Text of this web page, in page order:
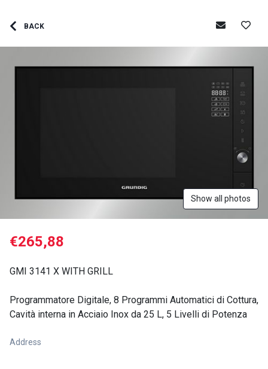
BACK
Show all photos
€265,88
GMI 3141 X WITH GRILL
Programmatore Digitale, 8 Programmi Automatici di Cottura,
Cavità interna in Acciaio Inox da 25 L, 5 Livelli di Potenza
Address